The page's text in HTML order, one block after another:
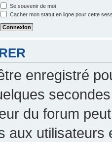
Se souvenir de moi
Cacher mon statut en ligne pour cette
enregistré
du forum
aux